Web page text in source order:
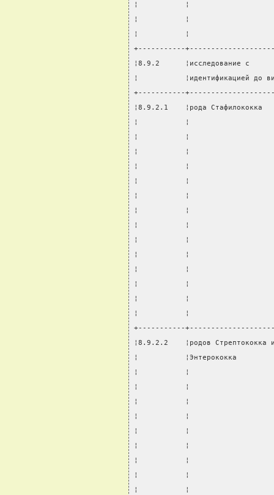
¦           ¦
¦           ¦
¦           ¦
+-----------
¦8.9.2
¦
+-----------
¦8.9.2.1    ¦рода
¦           ¦
¦           ¦
¦           ¦
¦           ¦
¦           ¦
¦           ¦
¦           ¦
¦           ¦
¦           ¦
¦           ¦
¦           ¦
¦           ¦
¦           ¦
¦           ¦
+-----------
¦8.9.2.2    ¦родов
¦           ¦Энтерококка
¦           ¦
¦           ¦
¦           ¦
¦           ¦
¦           ¦
¦           ¦
¦           ¦
¦           ¦
¦           ¦